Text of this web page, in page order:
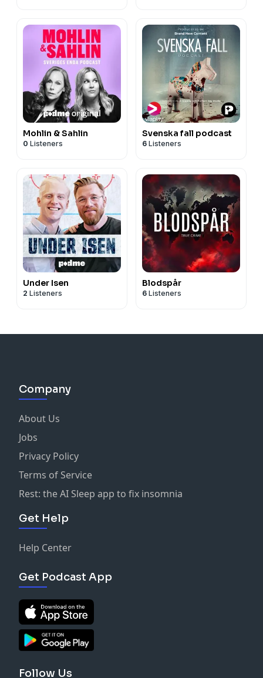
Mohlin & Sahlin
0 Listeners
Svenska fall podcast
6 Listeners
Under Isen
2 Listeners
Blodspår
6 Listeners
Company
About Us
Jobs
Privacy Policy
Terms of Service
Rest: the AI Sleep app to fix insomnia
Get Help
Help Center
Get Podcast App
Follow Us